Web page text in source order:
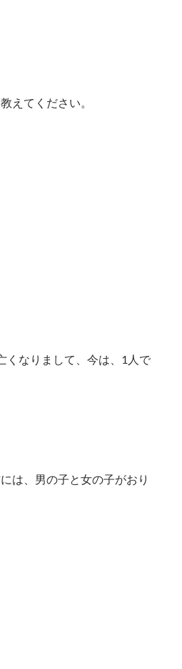
えてください。
くなりまして、今は、1人で
は、男の子と女の子がおり